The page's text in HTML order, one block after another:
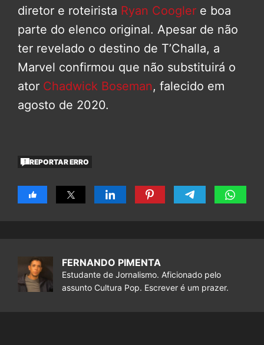
diretor e roteirista Ryan Coogler e boa
parte do elenco original. Apesar de não
ter revelado o destino de T’Challa, a
Marvel confirmou que não substituirá o
ator Chadwick Boseman, falecido em
agosto de 2020.
REPORTAR ERRO
FERNANDO PIMENTA
Estudante de Jornalismo. Aficionado pelo
assunto Cultura Pop. Escrever é um prazer.